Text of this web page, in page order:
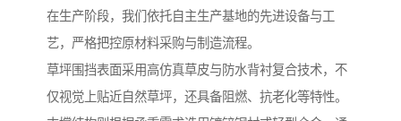
在生产阶段，我们依托自主生产基地的先进设备与工
艺，严格把控原材料采购与制造流程。
草坪围挡表面采用高仿真草皮与防水背衬复合技术，不
仅视觉上贴近自然草坪，还具备阻燃、抗老化等特性。